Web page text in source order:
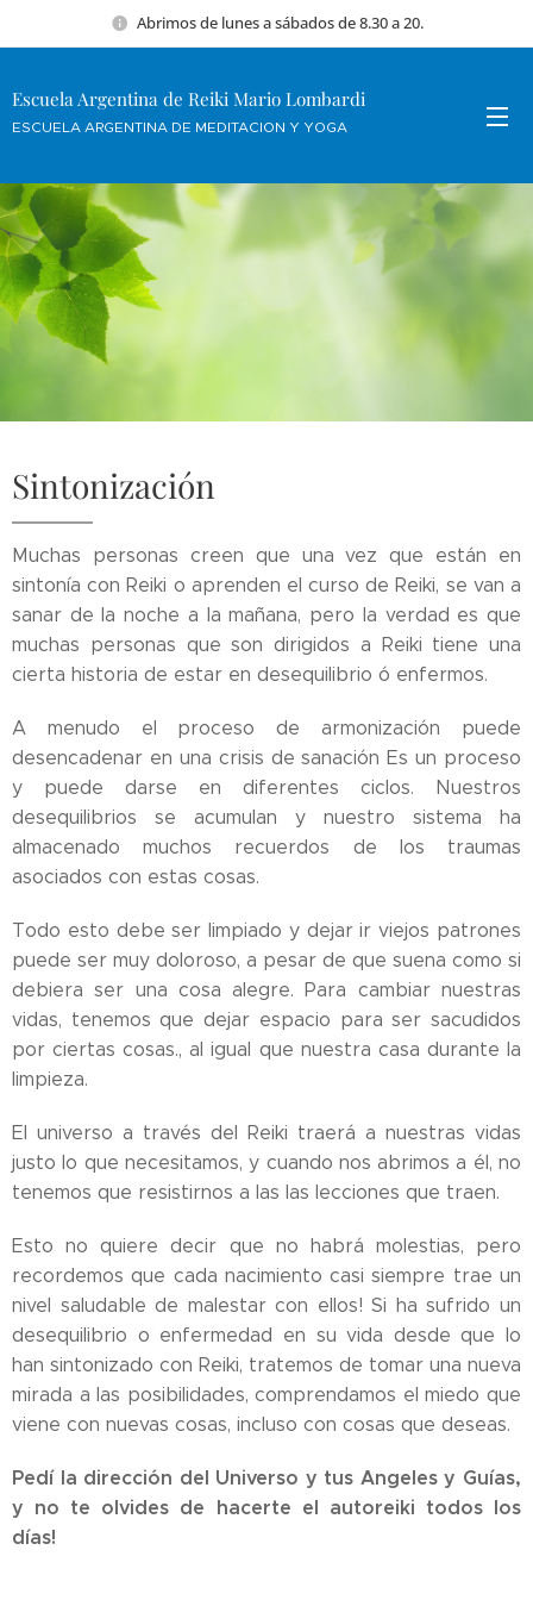
Abrimos de lunes a sábados de 8.30 a 20.
Escuela Argentina de Reiki Mario Lombardi
ESCUELA ARGENTINA DE MEDITACION Y YOGA
Sintonización
Muchas personas creen que una vez que están en
sintonía con Reiki o aprenden el curso de Reiki, se van a
sanar de la noche a la mañana, pero la verdad es que
muchas personas que son dirigidos a Reiki tiene una
cierta historia de estar en desequilibrio ó enfermos.
A menudo el proceso de armonización puede
desencadenar en una crisis de sanación Es un proceso
y puede darse en diferentes ciclos. Nuestros
desequilibrios se acumulan y nuestro sistema ha
almacenado muchos recuerdos de los traumas
asociados con estas cosas.
Todo esto debe ser limpiado y dejar ir viejos patrones
puede ser muy doloroso, a pesar de que suena como si
debiera ser una cosa alegre. Para cambiar nuestras
vidas, tenemos que dejar espacio para ser sacudidos
por ciertas cosas., al igual que nuestra casa durante la
limpieza.
El universo a través del Reiki traerá a nuestras vidas
justo lo que necesitamos, y cuando nos abrimos a él, no
tenemos que resistirnos a las las lecciones que traen.
Esto no quiere decir que no habrá molestias, pero
recordemos que cada nacimiento casi siempre trae un
nivel saludable de malestar con ellos! Si ha sufrido un
desequilibrio o enfermedad en su vida desde que lo
han sintonizado con Reiki, tratemos de tomar una nueva
mirada a las posibilidades, comprendamos el miedo que
viene con nuevas cosas, incluso con cosas que deseas.
Pedí la dirección del Universo y tus Angeles y Guías,
y no te olvides de hacerte el autoreiki todos los
días!